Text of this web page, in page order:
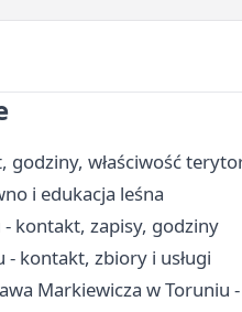
właściwość
i edukacja leśna
- kontakt, zapisy, godziny
- kontakt, zbiory i usługi
Markiewicza w